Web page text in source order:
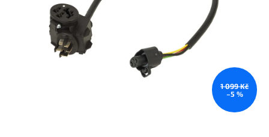
1 099 Kč
–5 %